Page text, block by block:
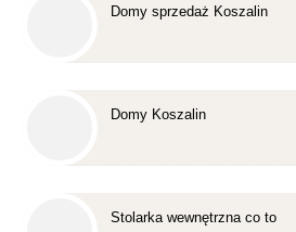
Domy sprzedaż Koszalin
Domy Koszalin
Stolarka wewnętrzna co to